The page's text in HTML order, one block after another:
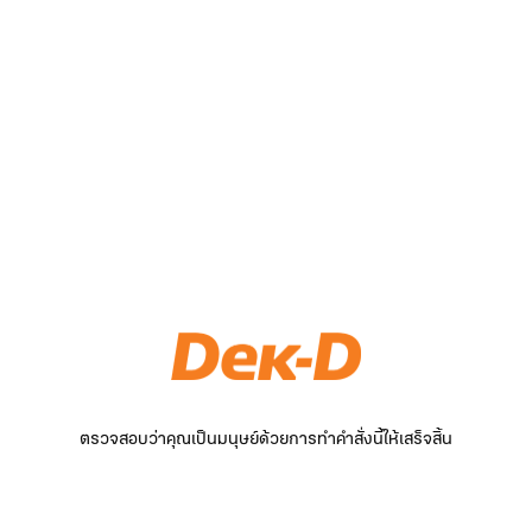
ตรวจสอบว่าคุณเป็นมนุษย์ด้วยการทำคำสั่งนี้ให้เสร็จสิ้น